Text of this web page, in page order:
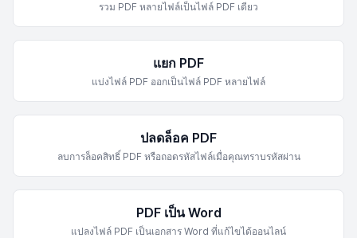
รวม PDF หลายไฟล์เป็นไฟล์ PDF เดียว
แยก PDF
แบ่งไฟล์ PDF ออกเป็นไฟล์ PDF หลายไฟล์
ปลดล็อค PDF
ลบการล็อคสิทธิ์ PDF หรือถอดรหัสไฟล์เมื่อคุณทราบรหัสผ่าน
PDF เป็น Word
แปลงไฟล์ PDF เป็นเอกสาร Word ที่แก้ไขได้ออนไลน์